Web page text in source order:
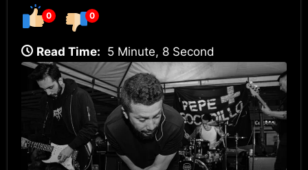
0 0
Read Time: 5 Minute, 8 Second